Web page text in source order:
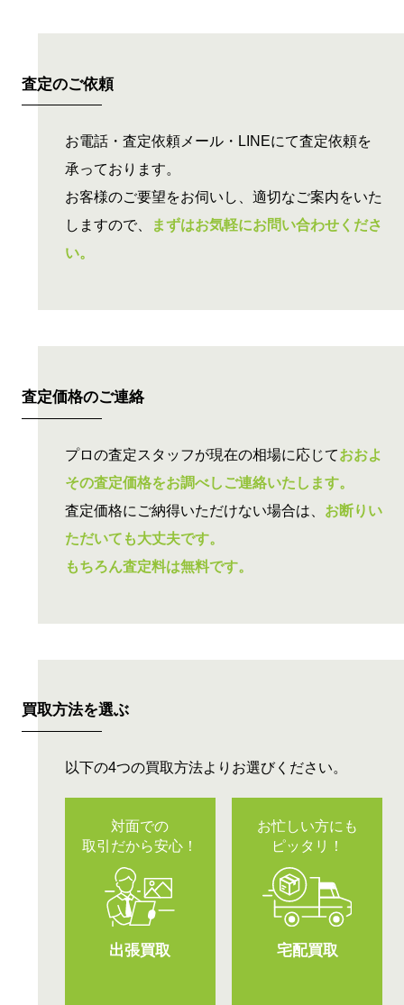
査定のご依頼
お電話・査定依頼メール・LINEにて査定依頼を
承っております。
お客様のご要望をお伺いし、適切なご案内をいた
まずはお気軽にお問い合わせくださ
査定価格の ご連絡
プロの査定スタッフが現在の相場に応じて
その査定価格をお調べしご連絡いたします。
査定価格にご納得いただけない場合は、
お断りい
ただいても大丈夫です。
もちろん査定料は無料です。
買取方法を選ぶ
以下の4つの買取方法よりお選びください。
対面での
取引だから安心！
出張買取
お忙しい方にも
ピッタリ！
宅配買取